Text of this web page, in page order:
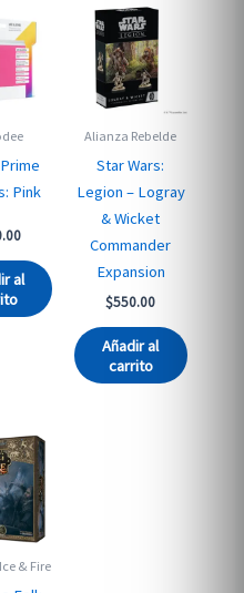
Pink
al
Alianza Rebelde
Star Wars:
Legion – Logray
& Wicket
Commander
Expansion
$550.00
Añadir al
carrito
& Fire